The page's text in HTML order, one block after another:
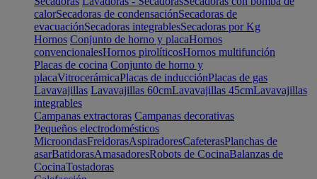
calorSecadoras de condensaciónSecadoras de
evacuaciónSecadoras integrablesSecadoras por Kg
Hornos Conjunto de horno y placaHornos
convencionalesHornos pirolíticosHornos multifunción
Placas de cocina Conjunto de horno y
placaVitrocerámicaPlacas de inducciónPlacas de gas
Lavavajillas Lavavajillas 60cmLavavajillas 45cmLavavajillas
integrables
Campanas extractoras Campanas decorativas
Pequeños electrodomésticos
MicroondasFreidorasAspiradoresCafeterasPlanchas de
asarBatidorasAmasadoresRobots de CocinaBalanzas de
CocinaTostadoras